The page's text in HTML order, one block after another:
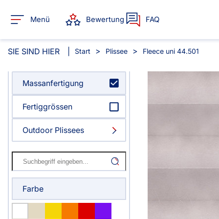
Menü Bewertung FAQ
Alle Produkte:
Für Ihre Fenster & Türen
Plissee
Alle Plissees
Massanfertigung
Rollo
SIE SIND HIER Start Plissee Fleece uni 44.501
Massanfertigung
Fertiggrössen
Outdoor Plissees
Farbe